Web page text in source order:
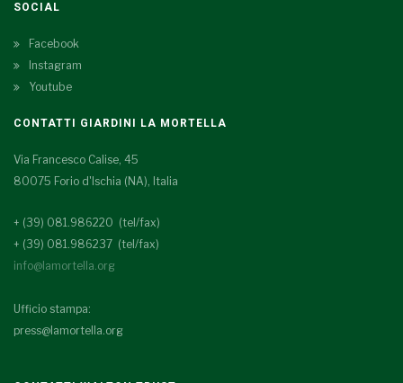
SOCIAL
Facebook
Instagram
Youtube
CONTATTI GIARDINI LA MORTELLA
Via Francesco Calise, 45
80075 Forio d'Ischia (NA), Italia
+ (39) 081.986220 (tel/fax)
+ (39) 081.986237 (tel/fax)
info@lamortella.org
Ufficio stampa:
press@lamortella.org